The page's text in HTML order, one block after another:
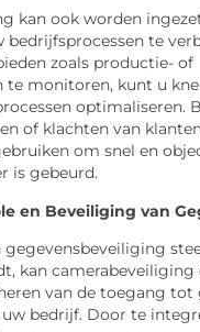
kan ook worden
bedrijfsprocessen te
zoals productie- of
te monitoren, kunt u
optimaliseren.
of klachten van
om snel en
is gebeurd.
en Beveiliging van
gegevensbeveiliging
kan camerabeveiliging
van de toegang tot
bedrijf. Door te